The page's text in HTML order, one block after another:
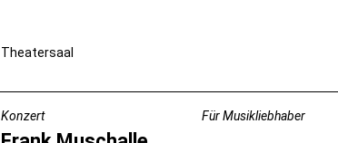
Theatersaal
Konzert Für Musikliebhaber